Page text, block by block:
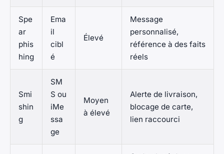
Spe
ar
phis
hing
Ema
il
cibl
é
Élevé
Message
personnalisé,
référence à des faits
réels
Smi
shin
g
SM
S ou
iMe
ssa
ge
Moyen
à élevé
Alerte de livraison,
blocage de carte,
lien raccourci